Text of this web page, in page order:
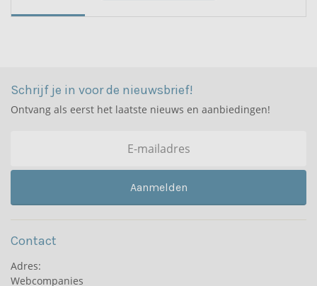
1
Schrijf je in voor de nieuwsbrief!
Ontvang als eerst het laatste nieuws en aanbiedingen!
Aanmelden
Contact
Adres:
Webcompanies